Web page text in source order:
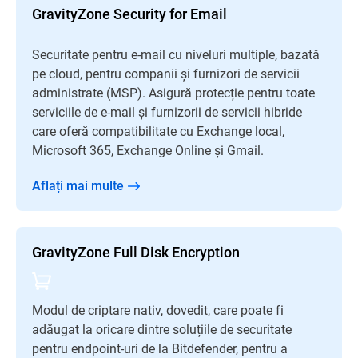
GravityZone Security for Email
Securitate pentru e-mail cu niveluri multiple, bazată
pe cloud, pentru companii și furnizori de servicii
administrate (MSP). Asigură protecție pentru toate
serviciile de e-mail și furnizorii de servicii hibride
care oferă compatibilitate cu Exchange local,
Microsoft 365, Exchange Online și Gmail.
Aflați mai multe
GravityZone Full Disk Encryption
Modul de criptare nativ, dovedit, care poate fi
adăugat la oricare dintre soluțiile de securitate
pentru endpoint-uri de la Bitdefender, pentru a